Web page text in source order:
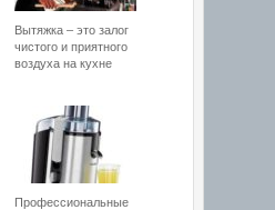
Вытяжка – это залог
чистого и приятного
воздуха на кухне
Профессиональные